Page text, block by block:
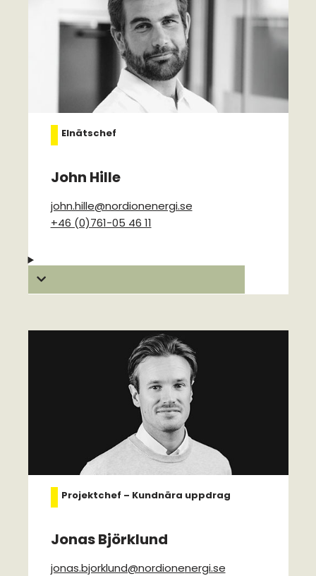
Elnätschef
John Hille
john.hille@nordionenergi.se
+46 (0)761-05 46 11
Projektchef – Kundnära uppdrag
Jonas Björklund
jonas.bjorklund@nordionenergi.se